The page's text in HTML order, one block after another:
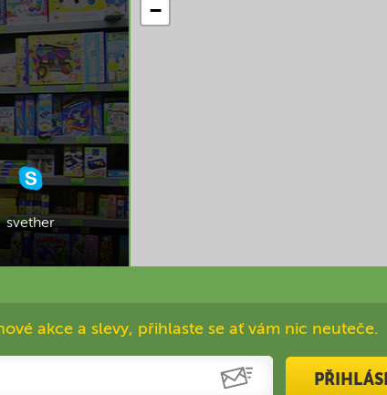
svether
−
akce a slevy, přihlaste se ať vám nic neuteče.